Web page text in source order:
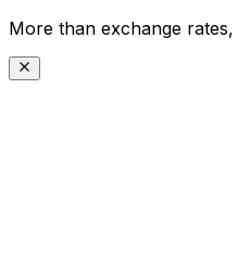
More than exchange rates,